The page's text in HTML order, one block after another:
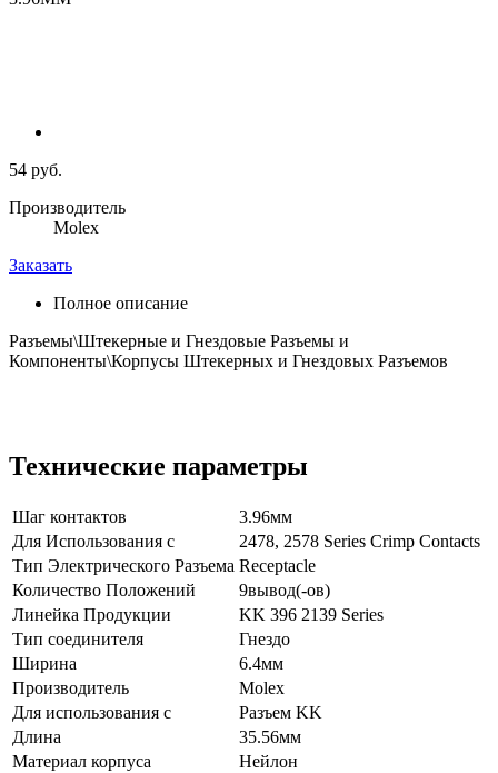
54 руб.
Производитель
Molex
Заказать
Полное описание
Разъемы\Штекерные и Гнездовые Разъемы и
Компоненты\Корпусы Штекерных и Гнездовых Разъемов
Технические параметры
Шаг контактов
3.96мм
Для Использования с
2478, 2578 Series Crimp Contacts
Тип Электрического Разъема Receptacle
Количество Положений
9вывод(-ов)
Линейка Продукции
KK 396 2139 Series
Тип соединителя
Гнездо
Ширина
6.4мм
Производитель
Molex
Для использования с
Разъем KK
Длина
35.56мм
Материал корпуса
Нейлон